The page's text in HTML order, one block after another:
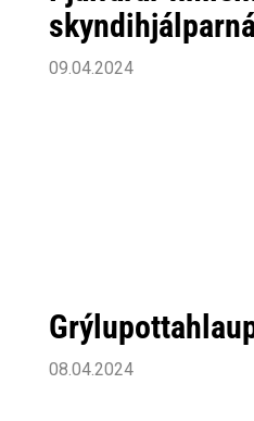
09.04.2024
08.04.2024